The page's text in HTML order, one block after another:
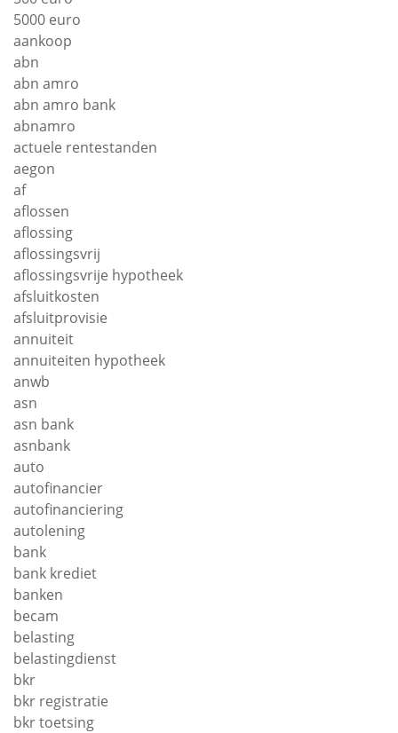
5000 euro
aankoop
abn
abn amro
abn amro bank
abnamro
actuele rentestanden
aegon
af
aflossen
aflossing
aflossingsvrij
aflossingsvrije hypotheek
afsluitkosten
afsluitprovisie
annuiteit
annuiteiten hypotheek
anwb
asn
asn bank
asnbank
auto
autofinancier
autofinanciering
autolening
bank
bank krediet
banken
becam
belasting
belastingdienst
bkr
bkr registratie
bkr toetsing